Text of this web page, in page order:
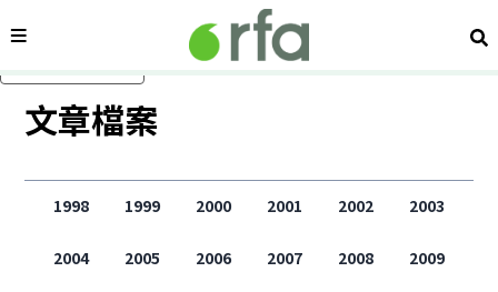
內容分類 搜
文章檔案
1998 1999 2000 2001 2002 2003
2004 2005 2006 2007 2008 2009